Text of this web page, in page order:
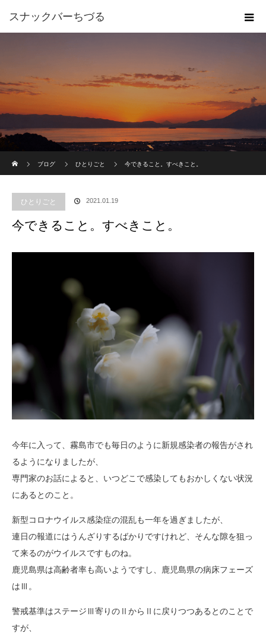
スナックバーちづる
ブログ
ひとりごと 今できること。すべきこと。
ひとりごと 2021.01.19
今できること。すべきこと。
今年に入って、霧島市でも毎日のように新規感染者の報告がされ
るようになりましたが、
専門家のお話によると、いつどこで感染してもおかしくない状況
にあるとのこと。
新型コロナウイルス感染症の混乱も一年を過ぎましたが、
連日の報道にはうんざりするばかりですけれど、そんな隙を狙っ
て来るのがウイルスですものね。
鹿児島県は高齢者率も高いようですし、鹿児島県の病床フェーズ
はⅢ。
警戒基準はステージⅢ寄りのⅡからⅡに戻りつつあるとのことで
すが、